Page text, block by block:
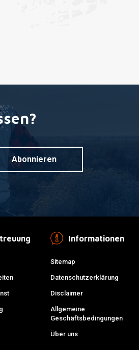
Abonnieren
Informationen
Sitemap
Datenschutzerklärung
Disclaimer
Allgemeine
Geschäftsbedingungen
Über uns